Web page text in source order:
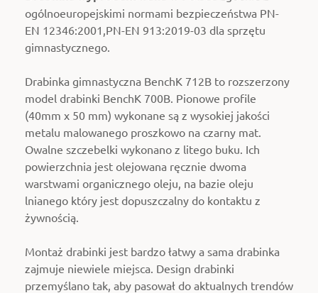
ogólnoeuropejskimi normami bezpieczeństwa PN-
EN 12346:2001,PN-EN 913:2019-03 dla sprzętu
gimnastycznego.
Drabinka gimnastyczna BenchK 712B to rozszerzony
model drabinki BenchK 700B. Pionowe profile
(40mm x 50 mm) wykonane są z wysokiej jakości
metalu malowanego proszkowo na czarny mat.
Owalne szczebelki wykonano z litego buku. Ich
powierzchnia jest olejowana ręcznie dwoma
warstwami organicznego oleju, na bazie oleju
lnianego który jest dopuszczalny do kontaktu z
żywnością.
Montaż drabinki jest bardzo łatwy a sama drabinka
zajmuje niewiele miejsca. Design drabinki
przemyślano tak, aby pasował do aktualnych trendów